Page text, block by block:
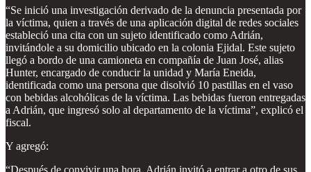
“Se inició una investigación derivado de la denuncia presentada por
la víctima, quien a través de una aplicación digital de redes sociales
estableció una cita con un sujeto identificado como Adrián,
invitándole a su domicilio ubicado en la colonia Ejidal. Este sujeto
llegó a bordo de una camioneta en compañía de Juan José, alias
Hunter, encargado de conducir la unidad y María Eneida,
identificada como una persona que disolvió 10 pastillas en el vaso
con bebidas alcohólicas de la víctima. Las bebidas fueron entregadas
a Adrián, que ingresó solo al departamento de la víctima”, explicó el
fiscal.
Y agregó:
“Después de convivir una hora, Adrián invitó a entrar a otro de sus